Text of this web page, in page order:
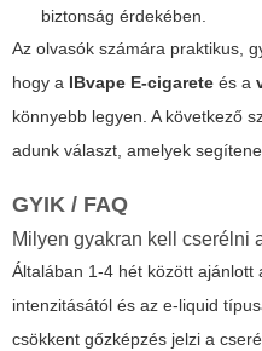
biztonság érdekében.
Az olvasók számára praktikus,
hogy a IBvape E-cigarete és a
könnyebb legyen. A következő
adunk választ, amelyek
GYIK / FAQ
Milyen gyakran kell cserélni
Általában 1-4 hét között
intenzitásától és az e-liquid
csökkent gőzképzés jelzi a